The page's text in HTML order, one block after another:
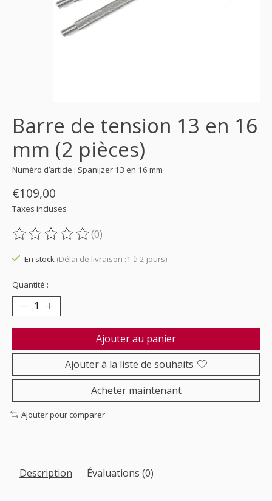
Barre de tension 13 en 16
mm (2 pièces)
Numéro d’article : Spanijzer 13 en 16 mm
€109,00
Taxes incluses
Ce produit est évalué à
(0)
En stock (Délai de livraison :1 à 2 jours)
Quantité :
Ajouter au panier
Ajouter à la liste de souhaits
Acheter maintenant
Ajouter pour comparer
Description Évaluations (0)